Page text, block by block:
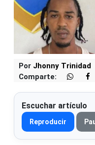
Por Jhonny Trinidad
Comparte:
Escuchar artículo
Reproducir